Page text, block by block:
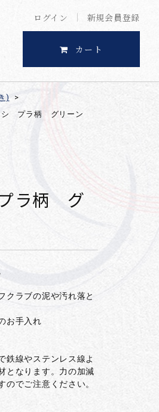
ログイン 新規会員登録
カート
)
>
シ プラ柄 グリーン
ラ柄 グ
クラブの泥や汚れ落と
お手入れ
鉄線やステンレス線よ
となります。力の加減
のでご注意ください。